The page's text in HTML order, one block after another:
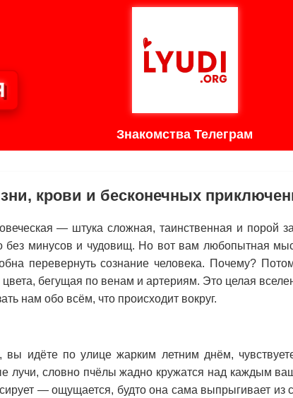
Знакомства Телеграм
крови и бесконечных
— штука сложная, таинственная и порой
без минусов и чудовищ. Но вот вам любопытная
перевернуть сознание человека. Почему?
цвета, бегущая по венам и артериям. Это целая
нам обо всём, что происходит вокруг.
вы идёте по улице жарким летним днём,
лучи, словно пчёлы жадно кружатся над каждым
— ощущается, будто она сама выпрыгивает из